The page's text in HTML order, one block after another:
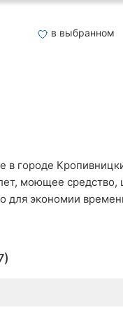
в выбранном
городе
моющее средство,
для экономии